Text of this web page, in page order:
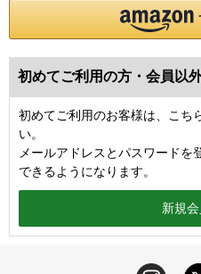
初めてご利用の方・会員以
初めてご利用のお客様は、こち
い。
メールアドレスとパスワード
できるようになります。